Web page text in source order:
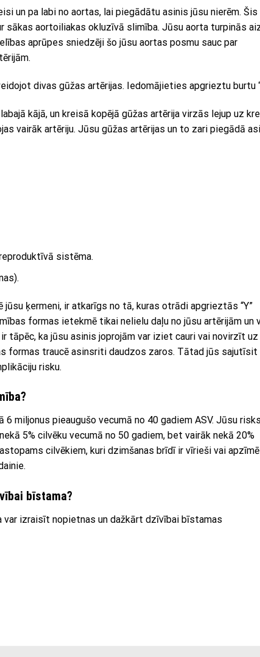
un pa labi no aortas, lai piegādātu asinis jūsu nierēm. Šis
sākas aortoiliakas okluzīvā slimība. Jūsu aorta turpinās
aprūpes sniedzēji šo jūsu aortas posmu sauc par
divas gūžas artērijas. Iedomājieties apgrieztu burtu
kājā, un kreisā kopējā gūžas artērija virzās lejup uz
vairāk artēriju. Jūsu gūžas artērijas un to zari piegādā
sistēma.
ķermeni, ir atkarīgs no tā, kuras otrādi apgrieztās “Y”
formas ietekmē tikai nelielu daļu no jūsu artērijām un
ka jūsu asinis joprojām var iziet cauri vai novirzīt uz
formas traucē asinsriti daudzos zaros. Tātad jūs sajutīsit
risku.
miljonus pieaugušo vecumā no 40 gadiem ASV. Jūsu risks
5% cilvēku vecumā no 50 gadiem, bet vairāk nekā 20%
cilvēkiem, kuri dzimšanas brīdī ir vīrieši vai
bīstama?
izraisīt nopietnas un dažkārt dzīvībai bīstamas